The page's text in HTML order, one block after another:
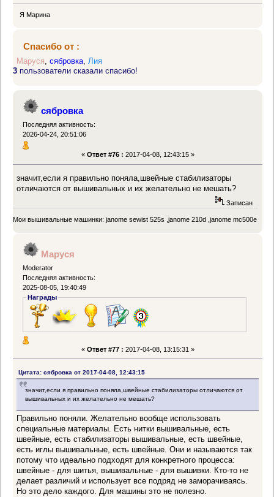
Я Марина
Спасибо от :
Маруся,сябровка,Лия
3 пользователи сказали спасибо!
сябровка
Последняя активность:
2026-04-24, 20:51:06
« Ответ #76 : 2017-04-08, 12:43:15 »
значит,если я правильно поняла,швейные стабилизаторы
отличаются от вышивальных и их желательно не мешать?
Записан
Мои вышивальные машинки: janome sewist 525s ,janome 210d ,janome mc500e
Маруся
Moderator
Последняя активность:
2025-08-05, 19:40:49
Награды
« Ответ #77 : 2017-04-08, 13:15:31 »
Цитата: сябровка от 2017-04-08, 12:43:15
значит,если я правильно поняла,швейные стабилизаторы отличаются от
вышивальных и их желательно не мешать?
Правильно поняли. Желательно вообще использовать
специальные материалы. Есть нитки вышивальные, есть
швейные, есть стабилизаторы вышивальные, есть швейные,
есть иглы вышивальные, есть швейные. Они и называются так
потому что идеально подходят для конкретного процесса:
швейные - для шитья, вышивальные - для вышивки. Кто-то не
делает различий и использует все подряд не заморачиваясь.
Но это дело каждого. Для машины это не полезно.